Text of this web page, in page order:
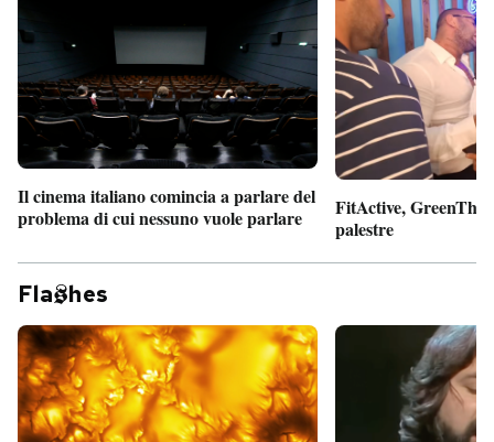
Il cinema italiano comincia a parlare del
problema di cui nessuno vuole parlare
FitActive,
palestre
Fla hes